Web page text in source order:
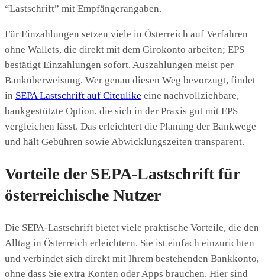
“Lastschrift” mit Empfängerangaben.
Für Einzahlungen setzen viele in Österreich auf Verfahren
ohne Wallets, die direkt mit dem Girokonto arbeiten; EPS
bestätigt Einzahlungen sofort, Auszahlungen meist per
Banküberweisung. Wer genau diesen Weg bevorzugt, findet
in SEPA Lastschrift auf Citeulike eine nachvollziehbare,
bankgestützte Option, die sich in der Praxis gut mit EPS
vergleichen lässt. Das erleichtert die Planung der Bankwege
und hält Gebühren sowie Abwicklungszeiten transparent.
Vorteile der SEPA-Lastschrift für
österreichische Nutzer
Die SEPA-Lastschrift bietet viele praktische Vorteile, die den
Alltag in Österreich erleichtern. Sie ist einfach einzurichten
und verbindet sich direkt mit Ihrem bestehenden Bankkonto,
ohne dass Sie extra Konten oder Apps brauchen. Hier sind